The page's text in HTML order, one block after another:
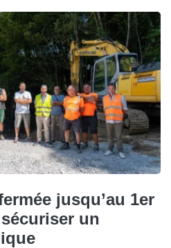
jusqu’au 1er
un